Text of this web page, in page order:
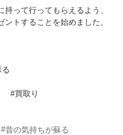
って行ってもらえるよう、
トすることを始めました。
#買取り
#昔の気持ちが蘇る